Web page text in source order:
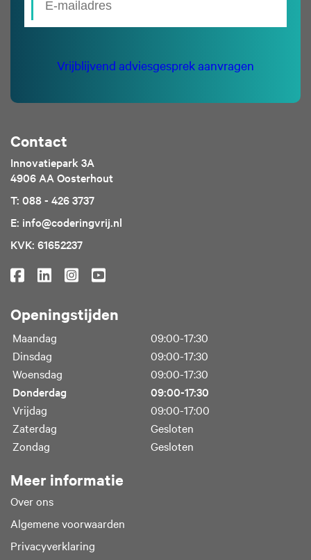
Vrijblijvend adviesgesprek aanvragen
Contact
Innovatiepark 3A
4906 AA Oosterhout
T: 088 - 426 3737
E: info@coderingvrij.nl
KVK: 61652237
Openingstijden
Maandag
09:00-17:30
Dinsdag
09:00-17:30
Woensdag
09:00-17:30
Donderdag
09:00-17:30
Vrijdag
09:00-17:00
Zaterdag
Gesloten
Zondag
Gesloten
Meer informatie
Over ons
Algemene voorwaarden
Privacyverklaring